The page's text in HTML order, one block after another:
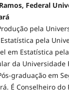
Federal
pela
pela
em Estatística
da Universidade
graduação em
É Conselheiro